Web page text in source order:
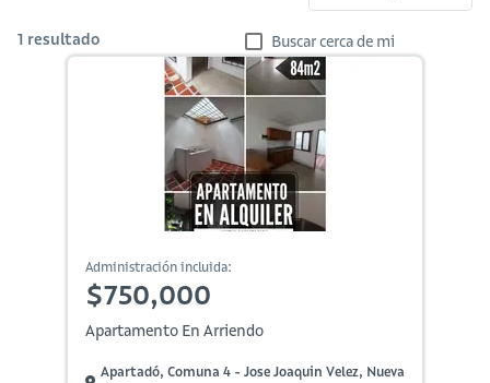
1 resultado Buscar cerca de mi
Administración incluida:
$750,000
Apartamento En Arriendo
Apartadó, Comuna 4 - Jose Joaquin Velez, Nueva